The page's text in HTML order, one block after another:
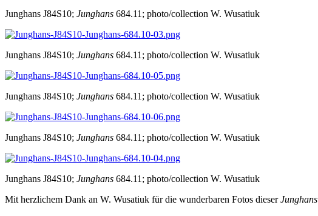
Junghans J84S10; Junghans 684.11; photo/collection W. Wusatiuk
Junghans J84S10; Junghans 684.11; photo/collection W. Wusatiuk
Junghans J84S10; Junghans 684.11; photo/collection W. Wusatiuk
Junghans J84S10; Junghans 684.11; photo/collection W. Wusatiuk
Junghans J84S10; Junghans 684.11; photo/collection W. Wusatiuk
Mit herzlichem Dank an W. Wusatiuk für die wunderbaren Fotos dieserJunghans